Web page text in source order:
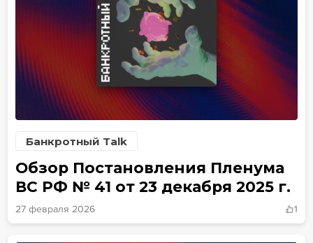
Банкротный Talk
Обзор Постановления Пленума
ВС РФ № 41 от 23 декабря 2025 г.
27 февраля 2026 1